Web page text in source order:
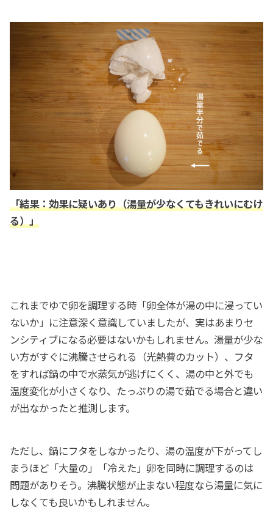
「結果：効果に疑いあり（湯量が少なくてもきれいにむけ
る）」
これまでゆで卵を調理する時「卵全体が湯の中に浸ってい
ないか」に注意深く意識していましたが、実はあまりセ
ンシティブになる必要はないかもしれません。湯量が少な
い方がすぐに沸騰させられる（光熱費のカット）、フタ
をすれば鍋の中で水蒸気が逃げにくく、湯の中と外でも
温度変化が小さくなり、たっぷりの湯で茹でる場合と違い
が出なかったと推測します。
ただし、鍋にフタをしなかったり、湯の温度が下がってし
まうほど「大量の」「冷えた」卵を同時に調理するのは
問題がありそう。沸騰状態が止まない程度なら湯量に気に
しなくても良いかもしれません。